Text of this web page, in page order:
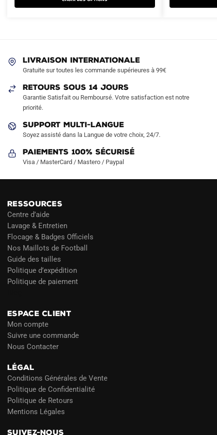
être
choisies
sur
page
produit
la
LIVRAISON INTERNATIONALE
Gratuite sur toutes les commande supérieures à 99€
RETOURS SOUS 14 JOURS
Garantie Satisfait ou Remboursé. Votre satisfaction est notre
priorité.
SUPPORT MULTI-LANGUE
Soyez assisté dans la Langue de votre choix, 24/7.
Paiements 100% Sécurisé
Visa / MasterCard / Mastero / Paypal
RESSOURCES
Centre d’aide
Lavage & Entretien
Flocage & Badges Officiels
Nos Maillots de Football
Guide des tailles
Politique d’expédition
Politique de paiement
ESPACE CLIENT
Mon compte
Suivre une commande
Nous Contacter
LÉGAL
Conditions Générales de Vente
Politique de Confidentialité
Politique de Retours
Mentions Légales
SUIVEZ-NOUS